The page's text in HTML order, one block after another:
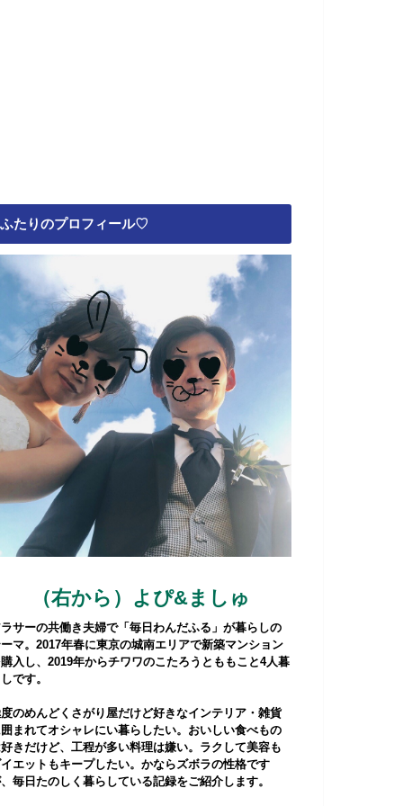
ふたりのプロフィール♡
（右から）よぴ&ましゅ
サーの共働き夫婦で「毎日わんだふる」が暮らしの
マ。2017年春に東京の城南エリアで新築マンション
入し、2019年からチワワのこたろうとももこと4人暮
です。
のめんどくさがり屋だけど好きなインテリア・雑貨
まれてオシャレにい暮らしたい。おいしい食べもの
きだけど、工程が多い料理は嫌い。ラクして美容も
エットもキープしたい。かならズボラの性格です
毎日たのしく暮らしている記録をご紹介します。